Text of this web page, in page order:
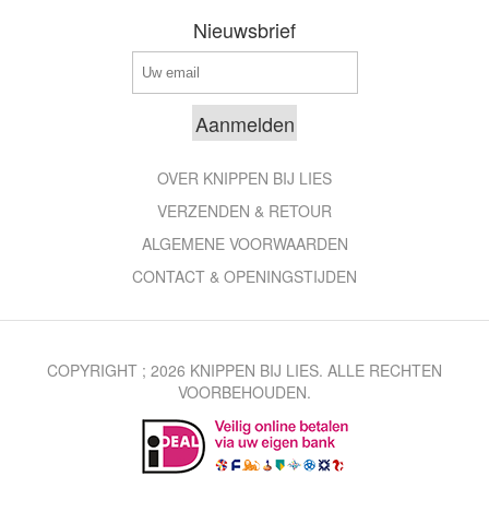
Nieuwsbrief
OVER KNIPPEN BIJ LIES
VERZENDEN & RETOUR
ALGEMENE VOORWAARDEN
CONTACT & OPENINGSTIJDEN
COPYRIGHT ; 2026 KNIPPEN BIJ LIES. ALLE RECHTEN
VOORBEHOUDEN.